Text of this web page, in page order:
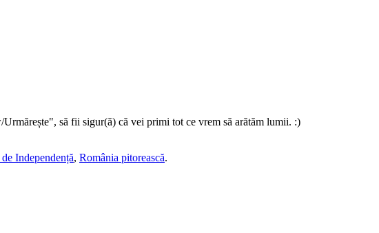
să fii sigur(ă) că vei primi tot ce vrem să arătăm lumii. :)
Independență, România pitorească.